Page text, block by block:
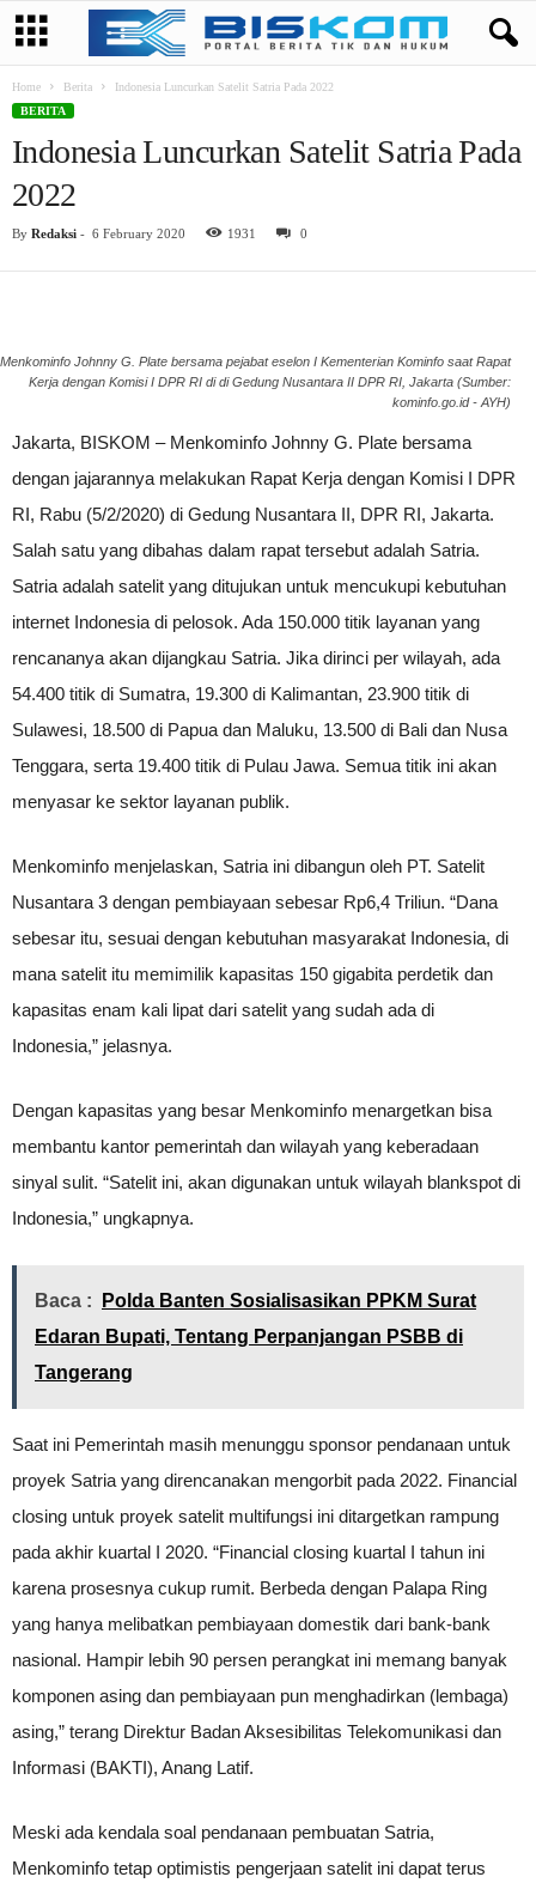
Home Berita
Indonesia Luncurkan Satelit Satria Pada 2022
BERITA
Indonesia Luncurkan Satelit Satria Pada
2022
By Redaksi - 6 February 2020 1931 0
Menkominfo Johnny G. Plate bersama pejabat eselon I Kementerian Kominfo saat Rapat
Kerja dengan Komisi I DPR RI di di Gedung Nusantara II DPR RI, Jakarta (Sumber:
kominfo.go.id - AYH)
Jakarta, BISKOM – Menkominfo Johnny G. Plate bersama
dengan jajarannya melakukan Rapat Kerja dengan Komisi I DPR
RI, Rabu (5/2/2020) di Gedung Nusantara II, DPR RI, Jakarta.
Salah satu yang dibahas dalam rapat tersebut adalah Satria.
Satria adalah satelit yang ditujukan untuk mencukupi kebutuhan
internet Indonesia di pelosok. Ada 150.000 titik layanan yang
rencananya akan dijangkau Satria. Jika dirinci per wilayah, ada
54.400 titik di Sumatra, 19.300 di Kalimantan, 23.900 titik di
Sulawesi, 18.500 di Papua dan Maluku, 13.500 di Bali dan Nusa
Tenggara, serta 19.400 titik di Pulau Jawa. Semua titik ini akan
menyasar ke sektor layanan publik.
Menkominfo menjelaskan, Satria ini dibangun oleh PT. Satelit
Nusantara 3 dengan pembiayaan sebesar Rp6,4 Triliun. “Dana
sebesar itu, sesuai dengan kebutuhan masyarakat Indonesia, di
mana satelit itu memimilik kapasitas 150 gigabita perdetik dan
kapasitas enam kali lipat dari satelit yang sudah ada di
Indonesia,” jelasnya.
Dengan kapasitas yang besar Menkominfo menargetkan bisa
membantu kantor pemerintah dan wilayah yang keberadaan
sinyal sulit. “Satelit ini, akan digunakan untuk wilayah blankspot di
Indonesia,” ungkapnya.
Baca :
Polda Banten Sosialisasikan PPKM Surat
Edaran Bupati, Tentang Perpanjangan PSBB di
Tangerang
Saat ini Pemerintah masih menunggu sponsor pendanaan untuk
proyek Satria yang direncanakan mengorbit pada 2022. Financial
closing untuk proyek satelit multifungsi ini ditargetkan rampung
pada akhir kuartal I 2020. “Financial closing kuartal I tahun ini
karena prosesnya cukup rumit. Berbeda dengan Palapa Ring
yang hanya melibatkan pembiayaan domestik dari bank-bank
nasional. Hampir lebih 90 persen perangkat ini memang banyak
komponen asing dan pembiayaan pun menghadirkan (lembaga)
asing,” terang Direktur Badan Aksesibilitas Telekomunikasi dan
Informasi (BAKTI), Anang Latif.
Meski ada kendala soal pendanaan pembuatan Satria,
Menkominfo tetap optimistis pengerjaan satelit ini dapat terus